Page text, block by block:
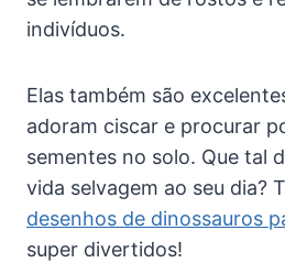
indivíduos.
Elas também são
adoram ciscar e procurar
sementes no solo. Que tal
vida selvagem ao seu dia?
desenhos de dinossauros
super divertidos!